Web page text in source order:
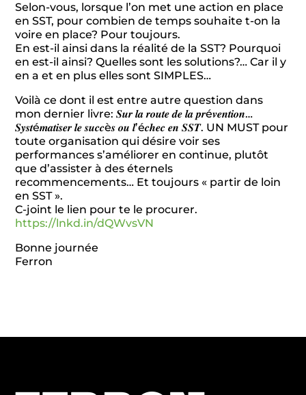
Selon-vous, lorsque l’on met une action en place
en SST, pour combien de temps souhaite t-on la
voire en place? Pour toujours.
En est-il ainsi dans la réalité de la SST? Pourquoi
en est-il ainsi? Quelles sont les solutions?… Car il y
en a et en plus elles sont SIMPLES…
Voilà ce dont il est entre autre question dans
mon dernier livre: 𝑺𝒖𝒓 𝒍𝒂 𝒓𝒐𝒖𝒕𝒆 𝒅𝒆 𝒍𝒂 𝒑𝒓é𝒗𝒆𝒏𝒕𝒊𝒐𝒏…
𝑺𝒚𝒔𝒕é𝒎𝒂𝒕𝒊𝒔𝒆𝒓 𝒍𝒆 𝒔𝒖𝒄𝒄è𝒔 𝒐𝒖 𝒍’é𝒄𝒉𝒆𝒄 𝒆𝒏 𝑺𝑺𝑻. UN MUST pour
toute organisation qui désire voir ses
performances s’améliorer en continue, plutôt
que d’assister à des éternels
recommencements… Et toujours « partir de loin
en SST ».
C-joint le lien pour te le procurer.
https://lnkd.in/dQWvsVN
Bonne journée
Ferron